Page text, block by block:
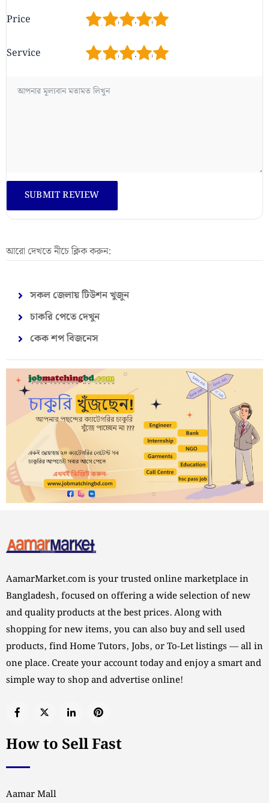
Price 5
4
3
2
Service 5
4
3
2
আরো দেখতে নীচে ক্লিক করুন:
সকল জেলায় টিউশন খুজুন
চাকরি পেতে দেখুন
কেক শপ বিজনেস
AamarMarket.com is your trusted online marketplace in
Bangladesh, focused on offering a wide selection of new
and quality products at the best prices. Along with
shopping for new items, you can also buy and sell used
products, find Home Tutors, Jobs, or To-Let listings — all in
one place. Create your account today and enjoy a smart and
simple way to shop and advertise online!
How to Sell Fast
Aamar Mall